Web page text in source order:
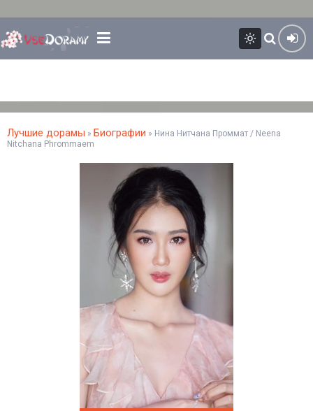
Лучшие дорамы » Биографии » Нина Нитчана Проммат / Neena
Nitchana Phrommaem